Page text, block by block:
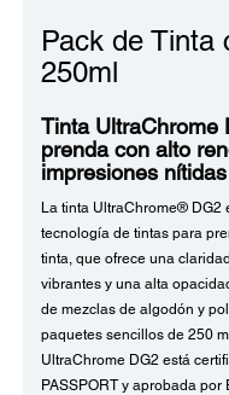
Pack de Tinta
250ml
Tinta UltraChrome
prenda con alto
impresiones
La tinta UltraChrome® DG2
tecnología de tintas para
tinta, que ofrece una
vibrantes y una alta
de mezclas de algodón y
paquetes sencillos de 250
UltraChrome DG2 está
PASSPORT y aprobada